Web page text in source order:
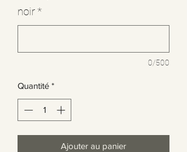
noir*
0/500
Quantité *
Ajouter au panier